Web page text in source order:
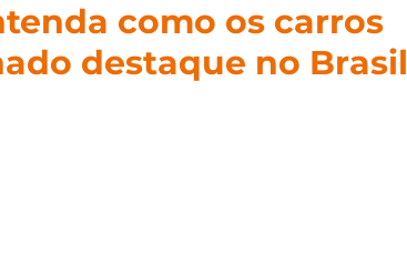
como os carros
destaque no Brasil